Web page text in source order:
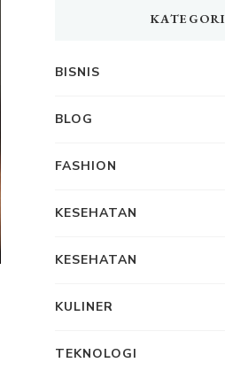
KATEGORI
BISNIS
BLOG
FASHION
KESEHATAN
KESEHATAN
KULINER
TEKNOLOGI